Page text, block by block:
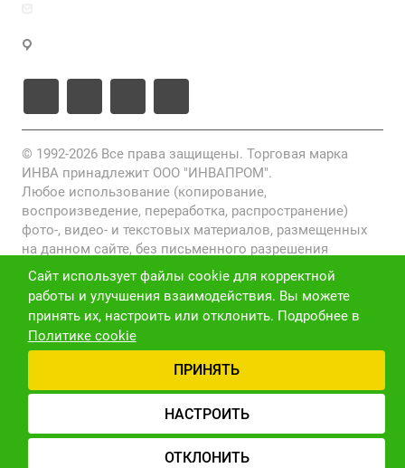
© 1992-2026 Все права защищены. Торговая марка
ИНВА принадлежит ООО "ИНВАПРОМ".
Любое использование (копирование,
воспроизведение, переработка, распространение)
фото-, видео- и текстовых материалов, размещенных
на данном сайте, без письменного разрешения
правообладателя запрещено и преследуется по закону
(ст. 1301 ГК РФ).
Политика конфиденциальности
Версия для слабовидящих Карта сайта
Сайт использует файлы cookie для корректной
работы и улучшения взаимодействия. Вы можете
принять их, настроить или отклонить. Подробнее в
Политике cookie
ПРИНЯТЬ
НАСТРОИТЬ
ОТКЛОНИТЬ